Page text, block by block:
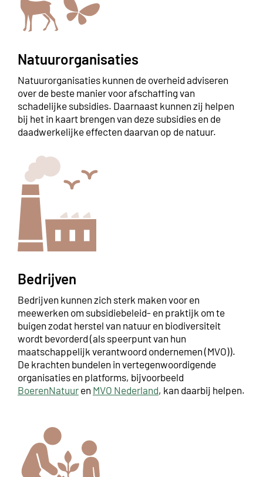
Natuurorganisaties
Natuurorganisaties kunnen de overheid adviseren
over de beste manier voor afschaffing van
schadelijke subsidies. Daarnaast kunnen zij helpen
bij het in kaart brengen van deze subsidies en de
daadwerkelijke effecten daarvan op de natuur.
Bedrijven
Bedrijven kunnen zich sterk maken voor en
meewerken om subsidiebeleid- en praktijk om te
buigen zodat herstel van natuur en biodiversiteit
wordt bevorderd (als speerpunt van hun
maatschappelijk verantwoord ondernemen (MVO)).
De krachten bundelen in vertegenwoordigende
organisaties en platforms, bijvoorbeeld
BoerenNatuur en MVO Nederland, kan daarbij helpen.